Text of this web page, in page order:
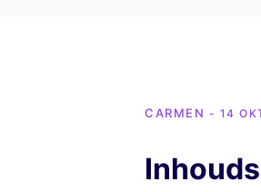
CARMEN - 14